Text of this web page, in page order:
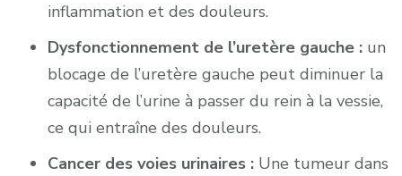
inflammation et des douleurs.
Dysfonctionnement de l’uretère gauche : un
blocage de l’uretère gauche peut diminuer la
capacité de l’urine à passer du rein à la vessie,
ce qui entraîne des douleurs.
Cancer des voies urinaires : Une tumeur dans